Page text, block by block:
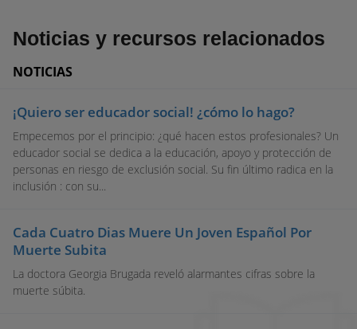
Noticias y recursos relacionados
NOTICIAS
¡Quiero ser educador social! ¿cómo lo hago?
Empecemos por el principio: ¿qué hacen estos profesionales? Un
educador social se dedica a la educación, apoyo y protección de
personas en riesgo de exclusión social. Su fin último radica en la
inclusión : con su...
Cada Cuatro Dias Muere Un Joven Español Por
Muerte Subita
La doctora Georgia Brugada reveló alarmantes cifras sobre la
muerte súbita.